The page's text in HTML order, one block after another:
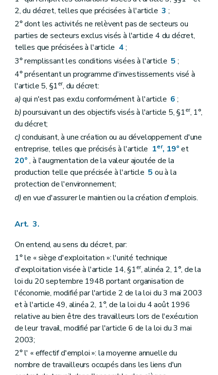
2, du décret, telles que précisées à l'article3 ;
2° dont les activités ne relèvent pas de secteurs ou
parties de secteurs exclus visés à l'article 4 du décret,
telles que précisées à l'article 4;
3° remplissant les conditions visées à l'article 5 ;
4° présentant un programme d'investissements visé à
l'article 5, §1er, du décret:
a)qui n'est pas exclu conformément à l'article 6 ;
b)poursuivant un des objectifs visés à l'article 5, §1er, 1°,
du décret;
c)conduisant, à une création ou au développement d'une
entreprise, telles que précisés à l'article 1er, 19°et
20°, à l'augmentation de la valeur ajoutée de la
production telle que précisée à l'article5 ou à la
protection de l'environnement;
d)en vue d'assurer le maintien ou la création d'emplois.
Art. 3.
On entend, au sens du décret, par:
1° le « siège d'exploitation »: l'unité technique
d'exploitation visée à l'article 14, §1er, alinéa 2, 1°, de la
loi du 20 septembre 1948 portant organisation de
l'économie, modifié par l'article 2 de la loi du 3 mai 2003
et à l'article 49, alinéa 2, 1°, de la loi du 4 août 1996
relative au bien être des travailleurs lors de l'exécution
de leur travail, modifié par l'article 6 de la loi du 3 mai
2003;
2° l' « effectif d'emploi »: la moyenne annuelle du
nombre de travailleurs occupés dans les liens d'un